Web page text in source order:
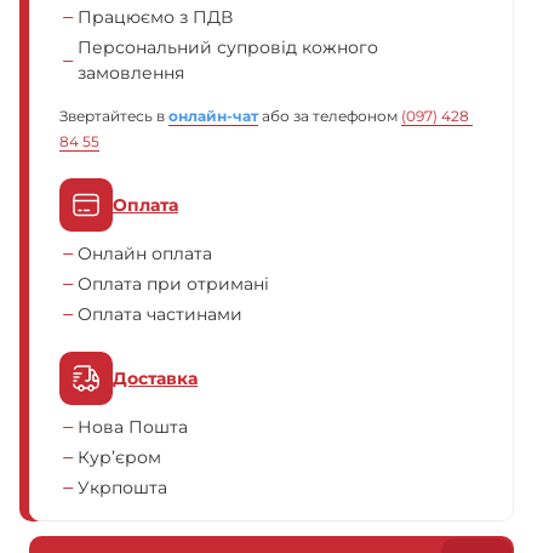
Працюємо з ПДВ
Персональний супровід кожного
замовлення
Звертайтесь в онлайн-чат або за телефоном (097) 428
84 55
Оплата
Онлайн оплата
Оплата при отримані
Оплата частинами
Доставка
Нова Пошта
Кур’єром
Укрпошта